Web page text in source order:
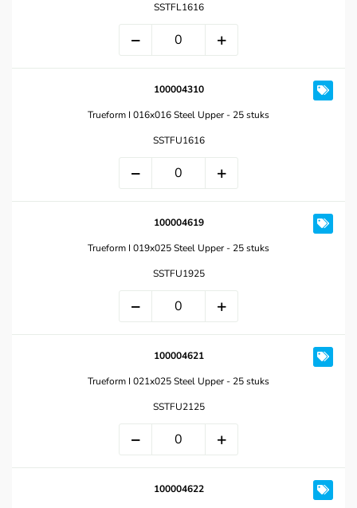
SSTFL1616
100004310
Trueform I 016x016 Steel Upper - 25 stuks
SSTFU1616
100004619
Trueform I 019x025 Steel Upper - 25 stuks
SSTFU1925
100004621
Trueform I 021x025 Steel Upper - 25 stuks
SSTFU2125
100004622